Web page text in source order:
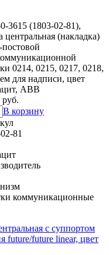
3615 (1803-02-81),
центральная (накладка)
постовой
0214, 0215, 0217, 0218,
для надписи, цвет
ABB
руб.
В корзину
81
коммуникационные
с суппортом
future/future linear, цвет